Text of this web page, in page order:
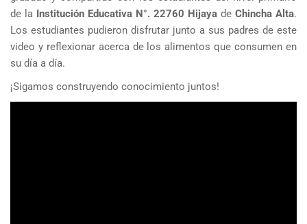
de la Institución Educativa N°. 22760 Hijaya de Chincha Alta.
Los estudiantes pudieron disfrutar junto a sus padres de este
video y reflexionar acerca de los alimentos que consumen en
su día a día.
¡Sigamos construyendo conocimiento juntos!